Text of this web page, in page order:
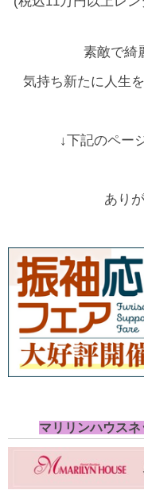
素敵で綺
気持ち新たに人生
↓下記のペー
あり
マリリンハウス